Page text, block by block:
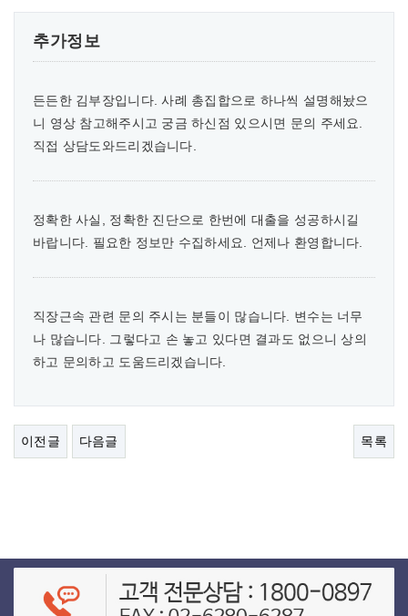
추가정보
든든한 김부장입니다. 사례 총집합으로 하나씩 설명해놨으
니 영상 참고해주시고 궁금 하신점 있으시면 문의 주세요.
직접 상담도와드리겠습니다.
정확한 사실, 정확한 진단으로 한번에 대출을 성공하시길
바랍니다. 필요한 정보만 수집하세요. 언제나 환영합니다.
직장근속 관련 문의 주시는 분들이 많습니다. 변수는 너무
나 많습니다. 그렇다고 손 놓고 있다면 결과도 없으니 상의
하고 문의하고 도움드리겠습니다.
이전글 다음글 목록